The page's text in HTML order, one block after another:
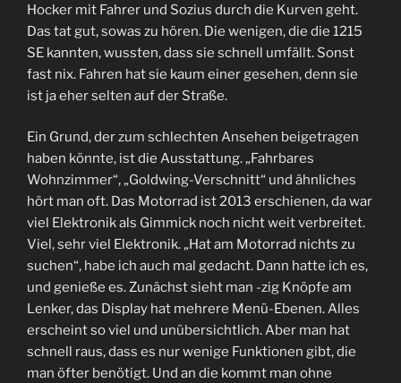
Hocker mit Fahrer und Sozius durch die Kurven geht.
Das tat gut, sowas zu hören. Die wenigen, die die 1215
SE kannten, wussten, dass sie schnell umfällt. Sonst
fast nix. Fahren hat sie kaum einer gesehen, denn sie
ist ja eher selten auf der Straße.
Ein Grund, der zum schlechten Ansehen beigetragen
haben könnte, ist die Ausstattung. „Fahrbares
Wohnzimmer“, „Goldwing-Verschnitt“ und ähnliches
hört man oft. Das Motorrad ist 2013 erschienen, da war
viel Elektronik als Gimmick noch nicht weit verbreitet.
Viel, sehr viel Elektronik. „Hat am Motorrad nichts zu
suchen“, habe ich auch mal gedacht. Dann hatte ich es,
und genieße es. Zunächst sieht man -zig Knöpfe am
Lenker, das Display hat mehrere Menü-Ebenen. Alles
erscheint so viel und unübersichtlich. Aber man hat
schnell raus, dass es nur wenige Funktionen gibt, die
man öfter benötigt. Und an die kommt man ohne